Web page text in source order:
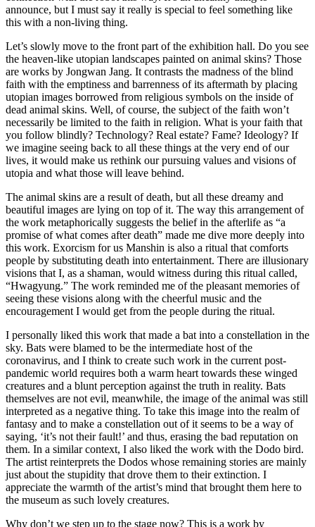
announce, but I must say it really is special to feel something like
this with a non-living thing.
Let’s slowly move to the front part of the exhibition hall. Do you see
the heaven-like utopian landscapes painted on animal skins? Those
are works by Jongwan Jang. It contrasts the madness of the blind
faith with the emptiness and barrenness of its aftermath by placing
utopian images borrowed from religious symbols on the inside of
dead animal skins. Well, of course, the subject of the faith won’t
necessarily be limited to the faith in religion. What is your faith that
you follow blindly? Technology? Real estate? Fame? Ideology? If
we imagine seeing back to all these things at the very end of our
lives, it would make us rethink our pursuing values and visions of
utopia and what those will leave behind.
The animal skins are a result of death, but all these dreamy and
beautiful images are lying on top of it. The way this arrangement of
the work metaphorically suggests the belief in the afterlife as “a
promise of what comes after death” made me dive more deeply into
this work. Exorcism for us Manshin is also a ritual that comforts
people by substituting death into entertainment. There are illusionary
visions that I, as a shaman, would witness during this ritual called,
“Hwagyung.” The work reminded me of the pleasant memories of
seeing these visions along with the cheerful music and the
encouragement I would get from the people during the ritual.
I personally liked this work that made a bat into a constellation in the
sky. Bats were blamed to be the intermediate host of the
coronavirus, and I think to create such work in the current post-
pandemic world requires both a warm heart towards these winged
creatures and a blunt perception against the truth in reality. Bats
themselves are not evil, meanwhile, the image of the animal was still
interpreted as a negative thing. To take this image into the realm of
fantasy and to make a constellation out of it seems to be a way of
saying, ‘it’s not their fault!’ and thus, erasing the bad reputation on
them. In a similar context, I also liked the work with the Dodo bird.
The artist reinterprets the Dodos whose remaining stories are mainly
just about the stupidity that drove them to their extinction. I
appreciate the warmth of the artist’s mind that brought them here to
the museum as such lovely creatures.
Why don’t we step up to the stage now? This is a work by